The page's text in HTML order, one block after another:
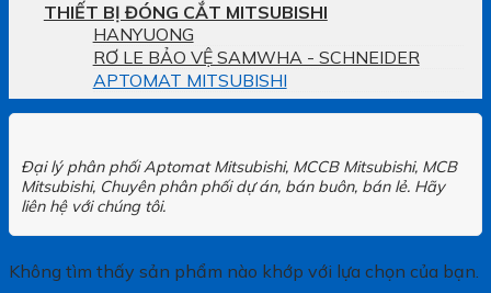
THIẾT BỊ ĐÓNG CẮT MITSUBISHI
HANYUONG
RƠ LE BẢO VỆ SAMWHA - SCHNEIDER
APTOMAT MITSUBISHI
Đại lý phân phối Aptomat Mitsubishi, MCCB Mitsubishi, MCB
Mitsubishi, Chuyên phân phối dự án, bán buôn, bán lẻ. Hãy
liên hệ với chúng tôi.
Không tìm thấy sản phẩm nào khớp với lựa chọn của bạn.